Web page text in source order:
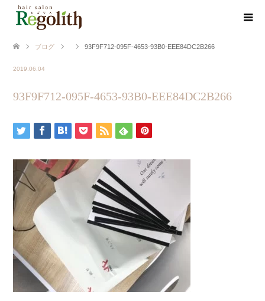
ブログ 93F9F712-095F-4653-93B0-EEE84DC2B266
2019.06.04
93F9F712-095F-4653-93B0-EEE84DC2B266